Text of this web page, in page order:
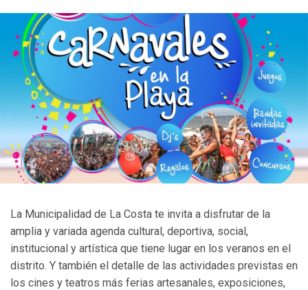
La Municipalidad de La Costa te invita a disfrutar de la
amplia y variada agenda cultural, deportiva, social,
institucional y artística que tiene lugar en los veranos en el
distrito. Y también el detalle de las actividades previstas en
los cines y teatros más ferias artesanales, exposiciones,